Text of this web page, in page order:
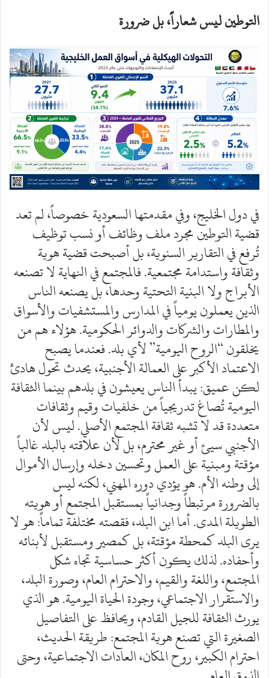
التوطين ليس شعاراً، بل ضرورة
في دول الخليج، وفي مقدمتها السعودية خصوصاً، لم تعد
قضية التوطين مجرد ملف وظائف أو نسب توظيف
تُرفع في التقارير السنوية، بل أصبحت قضية هوية
وثقافة واستدامة مجتمعية. فالمجتمع في النهاية لا تصنعه
الأبراج ولا البنية التحتية وحدها، بل يصنعه الناس
الذين يعملون يومياً في المدارس والمستشفيات والأسواق
والمطارات والشركات والدوائر الحكومية. هؤلاء هم من
يخلقون “الروح اليومية” لأي بلد. فعندما يصبح
الاعتماد الأكبر على العمالة الأجنبية، يحدث تحول هادئ
لكن عميق: يبدأ الناس يعيشون في بلدهم بينما الثقافة
اليومية تُصاغ تدريجياً من خلفيات وقيم وثقافات
متعددة قد لا تشبه ثقافة المجتمع الأصلي. ليس لأن
الأجنبي سيئ أو غير محترم، بل لأن علاقته بالبلد غالباً
مؤقتة ومبنية على العمل وتحسين دخله وإرسال الأموال
إلى وطنه الأم. هو يؤدي دوره المهني، لكنه ليس
بالضرورة مرتبطاً وجدانياً بمستقبل المجتمع أو هويته
الطويلة المدى. أما ابن البلد، فقصته مختلفة تماماً: هو لا
يرى البلد كمحطة مؤقتة، بل كمصير ومستقبل لأبنائه
وأحفاده. لذلك يكون أكثر حساسية تجاه شكل
المجتمع، واللغة والقيم، والاحترام العام، وصورة البلد،
والاستقرار الاجتماعي، وجودة الحياة اليومية. هو الذي
يورث الثقافة للجيل القادم، ويحافظ على التفاصيل
الصغيرة التي تصنع هوية المجتمع: طريقة الحديث،
احترام الكبير، روح المكان، العادات الاجتماعية، وحتى